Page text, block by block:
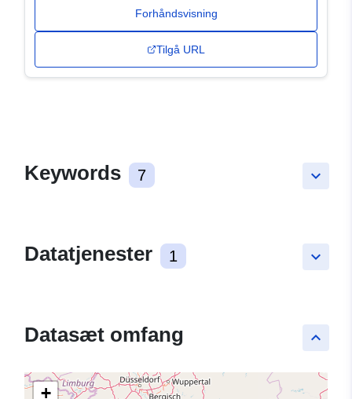
Forhåndsvisning
Tilgå URL
keyboard_arrow_down
Keywords 7
keyboard_arrow_down
Datatjenester 1
keyboard_arrow_up
Datasæt omfang
+